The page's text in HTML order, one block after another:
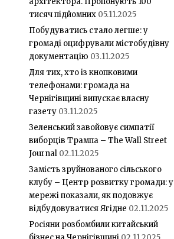
тисяч підйомних 05.11.2025
Побудуватись стало легше: у
громаді оцифрували містобудівну
документацію 03.11.2025
Для тих, хто із кнопковими
телефонами: громада на
Чернігівщині випускає власну
газету 03.11.2025
Зеленський завойовує симпатії
виборців Трампа – The Wall Street
Journal 02.11.2025
Замість зруйнованого сільського
клубу – Центр розвитку громади: у
мережі показали, як подовжує
відбудовуватися Ягідне 02.11.2025
Росіяни розбомбили китайський